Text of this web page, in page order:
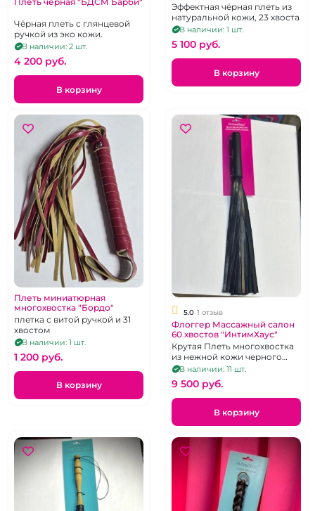
Чёрная плеть с глянцевой
ручкой из эко кожи.
В наличии: 2 шт.
4 200 pуб.
В корзину
Эффектная чёрная плеть из
натуральной кожи, 23 хвоста
В наличии: 1 шт.
5 100 pуб.
В корзину
Плеть миниатюрная
многохвостка "Бордо"
плетка с витой ручкой и 31
хвостом
В наличии: 1 шт.
1 200 pуб.
В корзину
5.0 1 отзыв
Флоггер Массажный салон
60 хвостов "ИнтимХаус"
Крутая Плеть многохвостка
из нежной кожи черного
цвета
В наличии: 11 шт.
9 500 pуб.
В корзину